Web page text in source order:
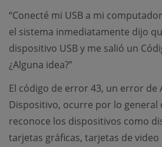
“Conecté mi USB a mi
el sistema inmediatamente dijo
dispositivo USB y me salió un
¿Alguna idea?”
El código de error 43, un error
Dispositivo, ocurre por lo general
reconoce los dispositivos como
tarjetas gráficas, tarjetas de